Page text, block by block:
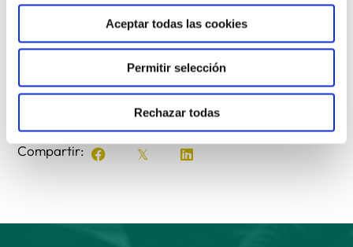
Aceptar todas las cookies
Permitir selección
Rechazar todas
portugués, italiano y español, y está disponible en el
siguienteenlace
Compartir: